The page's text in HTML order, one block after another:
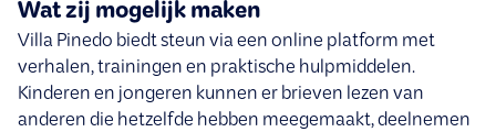
Wat zij mogelijk maken
Villa Pinedo biedt steun via een online platform met
verhalen, trainingen en praktische hulpmiddelen.
Kinderen en jongeren kunnen er brieven lezen van
anderen die hetzelfde hebben meegemaakt, deelnemen